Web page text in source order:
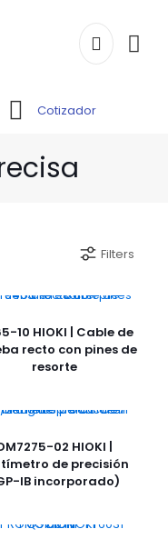
Cotizador
Filters
10 HIOKI | Cable de
recto con pines de
resorte
02 HIOKI |
de precisión
IB incorporado)